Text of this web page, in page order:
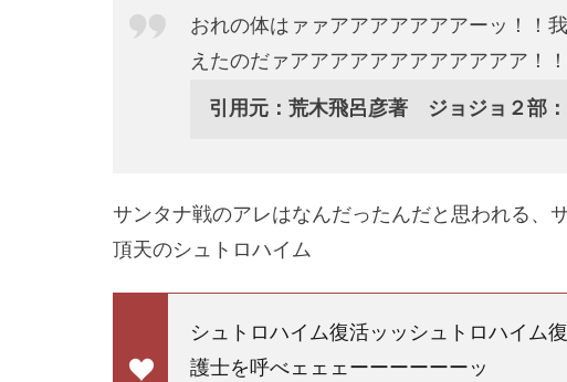
おれの体はァァアアアアアアアーッ！！
えたのだァアアアアアアアアアアアア！！
引用元：荒木飛呂彦著 ジョジョ２部
サンタナ戦のアレはなんだったんだと思われる、
頂天のシュトロハイム
シュトロハイム復活ッッシュトロハイム
護士を呼べェェェーーーーーーッ